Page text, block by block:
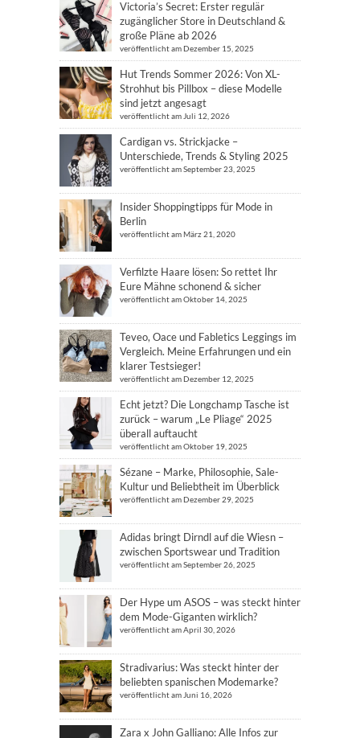
Victoria’s Secret: Erster regulär
zugänglicher Store in Deutschland &
große Pläne ab 2026
veröffentlicht am Dezember 15, 2025
Hut Trends Sommer 2026: Von XL-
Strohhut bis Pillbox – diese Modelle
sind jetzt angesagt
veröffentlicht am Juli 12, 2026
Cardigan vs. Strickjacke –
Unterschiede, Trends & Styling 2025
veröffentlicht am September 23, 2025
Insider Shoppingtipps für Mode in
Berlin
veröffentlicht am März 21, 2020
Verfilzte Haare lösen: So rettet Ihr
Eure Mähne schonend & sicher
veröffentlicht am Oktober 14, 2025
Teveo, Oace und Fabletics Leggings im
Vergleich. Meine Erfahrungen und ein
klarer Testsieger!
veröffentlicht am Dezember 12, 2025
Echt jetzt? Die Longchamp Tasche ist
zurück – warum „Le Pliage“ 2025
überall auftaucht
veröffentlicht am Oktober 19, 2025
Sézane – Marke, Philosophie, Sale-
Kultur und Beliebtheit im Überblick
veröffentlicht am Dezember 29, 2025
Adidas bringt Dirndl auf die Wiesn –
zwischen Sportswear und Tradition
veröffentlicht am September 26, 2025
Der Hype um ASOS – was steckt hinter
dem Mode-Giganten wirklich?
veröffentlicht am April 30, 2026
Stradivarius: Was steckt hinter der
beliebten spanischen Modemarke?
veröffentlicht am Juni 16, 2026
Zara x John Galliano: Alle Infos zur